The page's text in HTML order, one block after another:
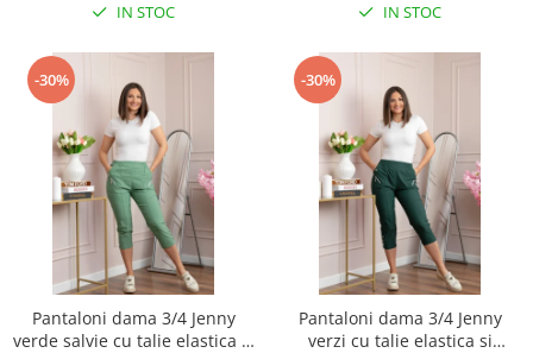
IN STOC IN STOC
-30%
Pantaloni dama 3/4 Jenny
verde salvie cu talie elastica si
-30%
Pantaloni dama 3/4 Jenny
verzi cu talie elastica si